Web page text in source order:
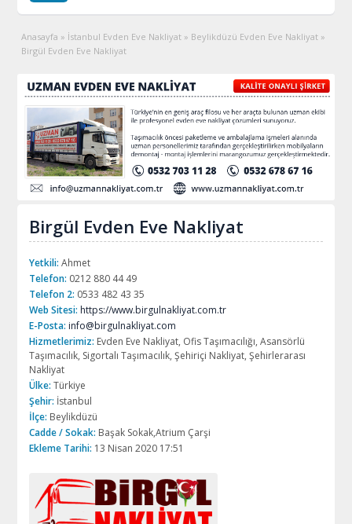
Anasayfa » İstanbul Evden Eve Nakliyat » Beylikdüzü Evden Eve Nakliyat »
Birgül Evden Eve Nakliyat
Birgül Evden Eve Nakliyat
Yetkili: Ahmet
Telefon: 0212 880 44 49
Telefon 2: 0533 482 43 35
Web Sitesi: https://www.birgulnakliyat.com.tr
E-Posta: info@birgulnakliyat.com
Hizmetlerimiz: Evden Eve Nakliyat, Ofis Taşımacılığı, Asansörlü
Taşımacılık, Sigortalı Taşımacılık, Şehiriçi Nakliyat, Şehirlerarası
Nakliyat
Ülke: Türkiye
Şehir: İstanbul
İlçe: Beylikdüzü
Cadde / Sokak: Başak Sokak,Atrium Çarşi
Ekleme Tarihi: 13 Nisan 2020 17:51